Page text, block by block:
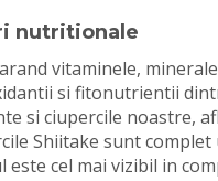
nutritionale
vitaminele,
si fitonutrientii
si ciupercile noastre,
Shiitake sunt complet
este cel mai vizibil in